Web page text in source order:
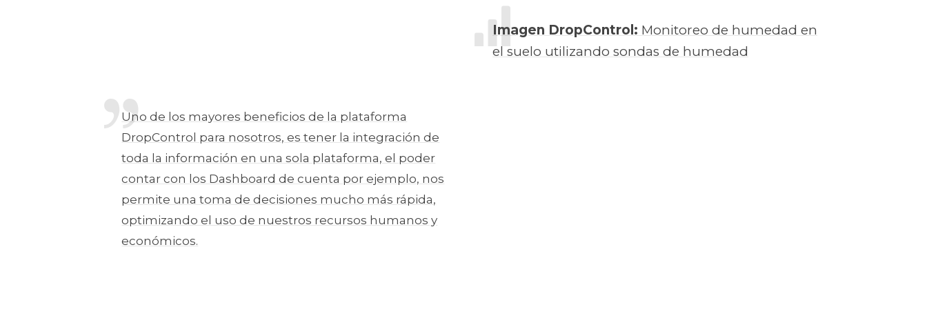
Uno de los mayores beneficios de la plataforma
DropControl para nosotros, es tener la integración de
toda la información en una sola plataforma, el poder
contar con los Dashboard de cuenta por ejemplo, nos
permite una toma de decisiones mucho más rápida,
optimizando el uso de nuestros recursos humanos y
económicos.
Imagen DropControl: Monitoreo de humedad en
el suelo utilizando sondas de humedad